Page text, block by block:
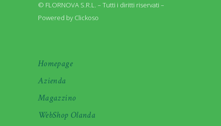
© FLORNOVA S.R.L. – Tutti i diritti riservati –
Powered by Clickoso
Homepage
Azienda
Magazzino
WebShop Olanda